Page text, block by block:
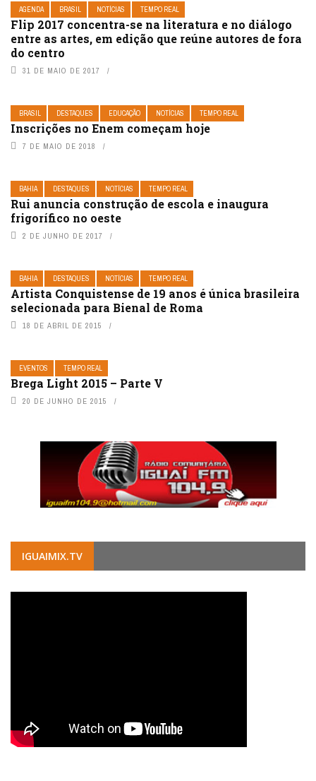
AGENDA BRASIL NOTÍCIAS TEMPO REAL
Flip 2017 concentra-se na literatura e no diálogo
entre as artes, em edição que reúne autores de fora
do centro
31 DE MAIO DE 2017
BRASIL DESTAQUES EDUCAÇÃO NOTÍCIAS TEMPO REAL
Inscrições no Enem começam hoje
7 DE MAIO DE 2018
BAHIA DESTAQUES NOTÍCIAS TEMPO REAL
Rui anuncia construção de escola e inaugura
frigorífico no oeste
2 DE JUNHO DE 2017
BAHIA DESTAQUES NOTÍCIAS TEMPO REAL
Artista Conquistense de 19 anos é única brasileira
selecionada para Bienal de Roma
18 DE ABRIL DE 2015
EVENTOS TEMPO REAL
Brega Light 2015 – Parte V
20 DE JUNHO DE 2015
IGUAIMIX.TV